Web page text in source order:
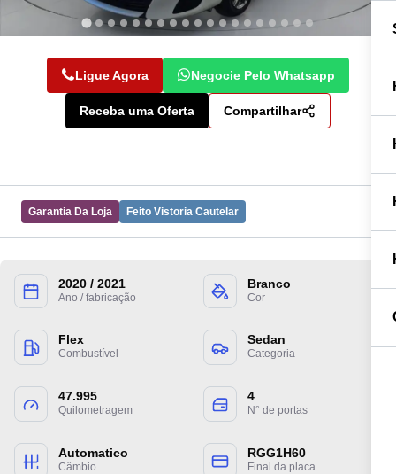
Garantia Da Loja Feito Vistoria Cautelar
2020 / 2021
Ano / fabricação
Branco
Cor
Flex
Combustível
Sedan
Categoria
47.995
Quilometragem
4
N° de portas
Automatico
Câmbio
RGG1H60
Final da placa
Ligue Agora Negocie Pelo Whatsapp
Receba uma Oferta Compartilhar
Preencha suas informações para entrarmos
em contato.